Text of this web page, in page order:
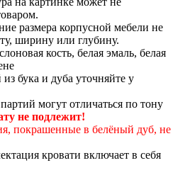
размера корпусной мебели не
ширину или глубину.
кость, белая эмаль, белая
бука и дуба уточняйте у
могут отличаться по тону
не подлежит!
покрашенные в белёный дуб, не
кровати включает в себя